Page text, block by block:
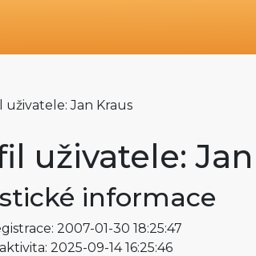
uživatele: Jan Kraus
uživatele:
informace
2007-01-30 18:25:47
2025-09-14 16:25:46